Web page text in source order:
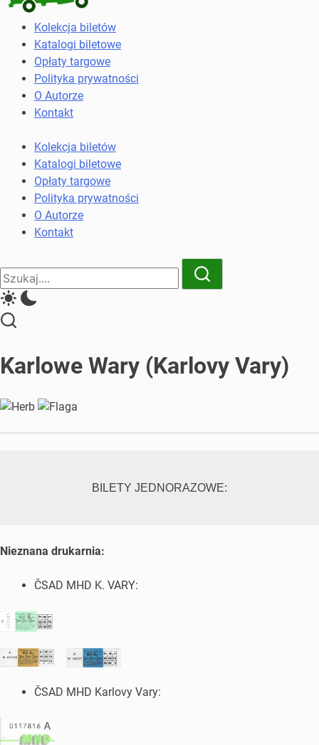
Kolekcja
biletów
komunikacji
miejskiej
kolejowych
Kolekcja biletów
Katalogi biletowe
Opłaty targowe
Polityka prywatności
O Autorze
Kontakt
Kolekcja biletów
Katalogi biletowe
Opłaty targowe
Polityka prywatności
O Autorze
Kontakt
Close
Search
Search
Karlowe Wary (Karlovy Vary)
BILETY JEDNORAZOWE:
Nieznana drukarnia:
ČSAD MHD K. VARY:
ČSAD MHD Karlovy Vary: